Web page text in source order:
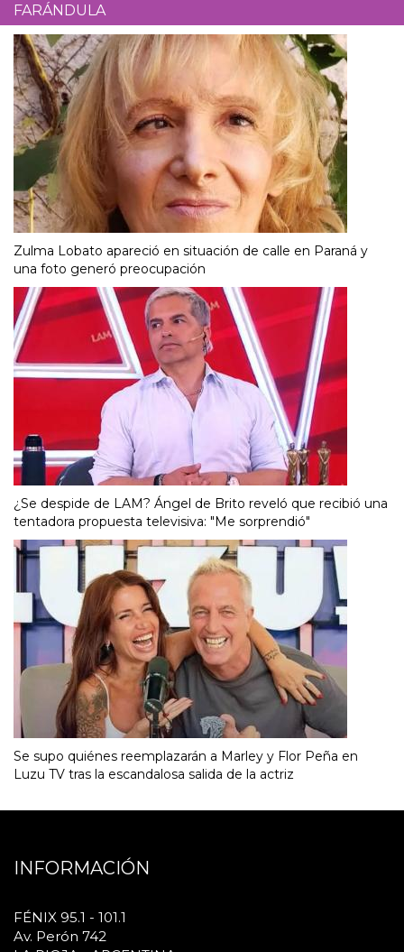
FARÁNDULA
Zulma Lobato apareció en situación de calle en Paraná y
una foto generó preocupación
¿Se despide de LAM? Ángel de Brito reveló que recibió una
tentadora propuesta televisiva: "Me sorprendió"
Se supo quiénes reemplazarán a Marley y Flor Peña en
Luzu TV tras la escandalosa salida de la actriz
INFORMACIÓN
FÉNIX 95.1 - 101.1
Av. Perón 742